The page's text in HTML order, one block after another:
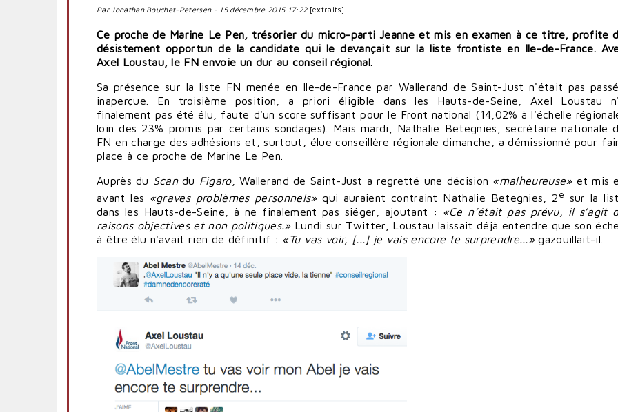
Par Jonathan Bouchet-Petersen - 15 décembre 2015 17:22 [extraits]
Ce proche de Marine Le Pen, trésorier du micro-parti Jeanne et mis en examen à ce titre, profite
désistement opportun de la candidate qui le devançait sur la liste frontiste en Ile-de-France.
Axel Loustau, le FN envoie un dur au conseil régional.
Sa présence sur la liste FN menée en Ile-de-France par Wallerand de Saint-Just n'était pas
inaperçue. En troisième position, a priori éligible dans les Hauts-de-Seine, Axel Loustau
finalement pas été élu, faute d'un score suffisant pour le Front national (14,02% à l'échelle
loin des 23% promis par certains sondages). Mais mardi, Nathalie Betegnies, secrétaire nationale
FN en charge des adhésions et, surtout, élue conseillère régionale dimanche, a démissionné pour
place à ce proche de Marine Le Pen.
Auprès du Scandu Figaro, Wallerand de Saint-Just a regretté une décision «malheureuse»et mis
avant les «graves problèmes personnels»qui auraient contraint Nathalie Betegnies, 2e sur la
dans les Hauts-de-Seine, à ne finalement pas siéger, ajoutant : «Ce n’était pas prévu, il s’agit
raisons objectives et non politiques.»Lundi sur Twitter, Loustau laissait déjà entendre que son
à être élu n'avait rien de définitif : «Tu vas voir, [...] je vais encore te surprendre...»gazouillait-il.